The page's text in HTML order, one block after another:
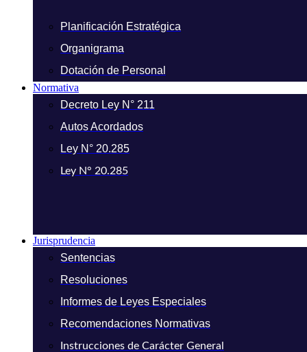
Planificación Estratégica
Organigrama
Dotación de Personal
Normativa
Decreto Ley N° 211
Autos Acordados
Ley N° 20.285
Ley N° 20.285
Jurisprudencia
Sentencias
Resoluciones
Informes de Leyes Especiales
Recomendaciones Normativas
Instrucciones de Carácter General